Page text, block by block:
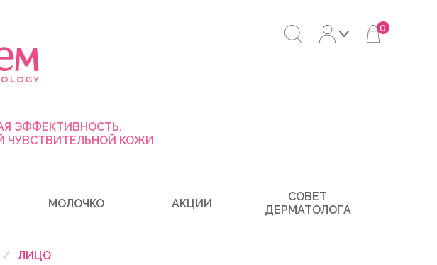
ЭФФЕКТИВНОСТЬ.
ЧУВСТВИТЕЛЬНОЙ КОЖИ
0
МОЛОЧКО АКЦИИ
СОВЕТ
ДЕРМАТОЛОГА
ЛИЦО